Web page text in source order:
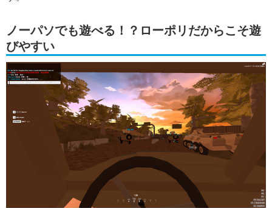
ノーパソでも遊べる！？ローポリだからこそ遊
びやすい